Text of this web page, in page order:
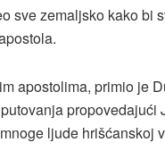
sve zemaljsko kako bi
apostolima, primio je
ljude hrišćanskoj